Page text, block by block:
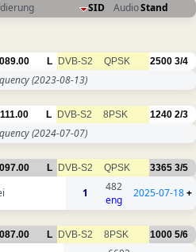
SID AudioStand
L DVB-S2 QPSK 2500 3/4
(2023-08-13)
L DVB-S2 8PSK 1240 2/3
(2024-07-07)
L DVB-S2 QPSK 3365 3/5
1
482
eng
2025-07-18+
L DVB-S2 8PSK 1000 5/6